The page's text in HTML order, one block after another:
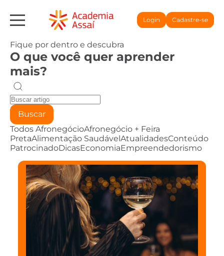
Login Cadastre-se
Fique por dentro e descubra
O que você quer aprender
mais?
Buscar
Todos AfronegócioAfronegócio + Feira
PretaAlimentação SaudávelAtualidadesConteúdo
PatrocinadoDicasEconomiaEmpreendedorismo